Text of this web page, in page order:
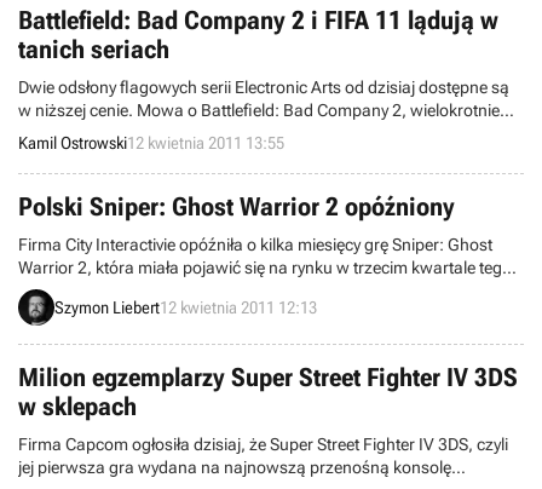
Battlefield: Bad Company 2 i FIFA 11 lądują w
tanich seriach
Dwie odsłony flagowych serii Electronic Arts od dzisiaj dostępne są
w niższej cenie. Mowa o Battlefield: Bad Company 2, wielokrotnie
nagradzanym shooterze stworzonym przez studio DICE, oraz FIFA
11, najnowszej odsłonie niesłychanie popularnej i wysoko cenionej
serii, znanej wszystkim fanom piłki nożnej.
Kamil Ostrowski12 kwietnia 2011 13:55
Polski Sniper: Ghost Warrior 2 opóźniony
Firma City Interactivie opóźniła o kilka miesięcy grę Sniper: Ghost
Warrior 2, która miała pojawić się na rynku w trzecim kwartale tego
roku. Producent tłumaczy, że decyzja o przesunięciu premiery
wynika z chęci zapewnienia jak najwyższej jakości tytułu. To nie
Szymon Liebert12 kwietnia 2011 12:13
Milion egzemplarzy Super Street Fighter IV 3DS
w sklepach
Firma Capcom ogłosiła dzisiaj, że Super Street Fighter IV 3DS, czyli
jej pierwsza gra wydana na najnowszą przenośną konsolę